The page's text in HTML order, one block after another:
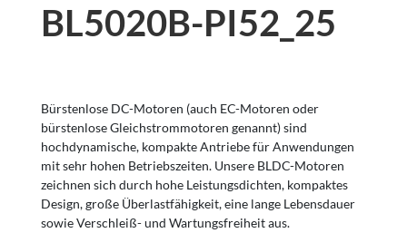
BL5020B-PI52_25
Bürstenlose DC-Motoren (auch EC-Motoren oder
bürstenlose Gleichstrommotoren genannt) sind
hochdynamische, kompakte Antriebe für Anwendungen
mit sehr hohen Betriebszeiten. Unsere BLDC-Motoren
zeichnen sich durch hohe Leistungsdichten, kompaktes
Design, große Überlastfähigkeit, eine lange Lebensdauer
sowie Verschleiß- und Wartungsfreiheit aus.